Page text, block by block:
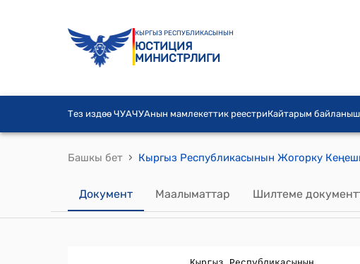
КЫРГЫЗ РЕСПУБЛИКАСЫНЫН
ЮСТИЦИЯ
МИНИСТРЛИГИ
Тез издөө ЧУАЧУАнын мамлекеттик реестриКайтарым байланыш
Башкы бет ›
Документ Маалыматтар Шилтеме